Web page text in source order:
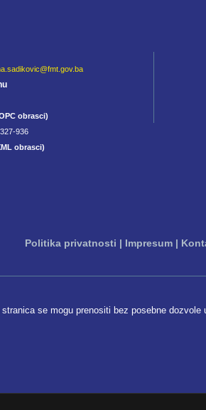
obrasci)
936
obrasci)
Politika privatnosti | Impresum|
se mogu prenositi bez posebne